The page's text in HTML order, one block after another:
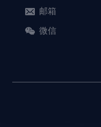
邮箱
微信